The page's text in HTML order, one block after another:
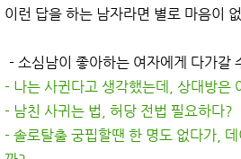
이런 답을 하는 남자라면 별로 마음이
- 소심남이 좋아하는 여자에게 다가갈
- 나는 사귄다고 생각했는데, 상대방은
- 남친 사귀는 법, 허당 전법 필요하다?
- 솔로탈출 궁핍할땐 한 명도 없다가,